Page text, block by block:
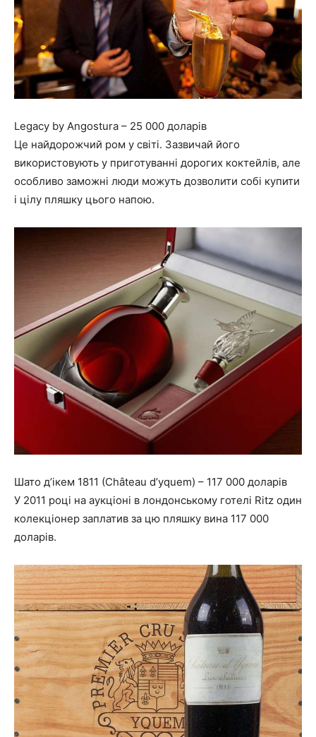
Legacy by Angostura – 25 000 доларів
Це найдорожчий ром у світі. Зазвичай його
використовують у приготуванні дорогих коктейлів, але
особливо заможні люди можуть дозволити собі купити
і цілу пляшку цього напою.
Шато д’ікем 1811 (Château d’yquem) – 117 000 доларів
У 2011 році на аукціоні в лондонському готелі Ritz один
колекціонер заплатив за цю пляшку вина 117 000
доларів.